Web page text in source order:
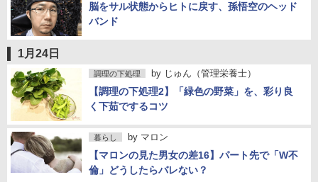
脳をサル状態からヒトに戻す、孫悟空のヘッド
バンド
1月24日
調理の下処理 by じゅん（管理栄養士）
【調理の下処理2】「緑色の野菜」を、彩り良
く下茹でするコツ
暮らし by マロン
【マロンの見た男女の差16】パート先で「W不
倫」どうしたらバレない？